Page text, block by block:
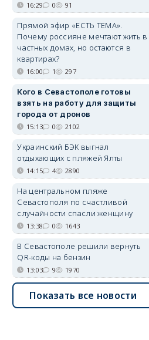
16:29 0 91
Прямой эфир «ЕСТЬ ТЕМА».
Почему россияне мечтают жить в
частных домах, но остаются в
квартирах?
16:00 1 297
Кого в Севастополе готовы
взять на работу для защиты
города от дронов
15:13 0 2102
Украинский БЭК выгнал
отдыхающих с пляжей Ялты
14:15 4 2890
На центральном пляже
Севастополя по счастливой
случайности спасли женщину
13:38 0 1643
В Севастополе решили вернуть
QR-коды на бензин
13:03 9 1970
Показать все новости